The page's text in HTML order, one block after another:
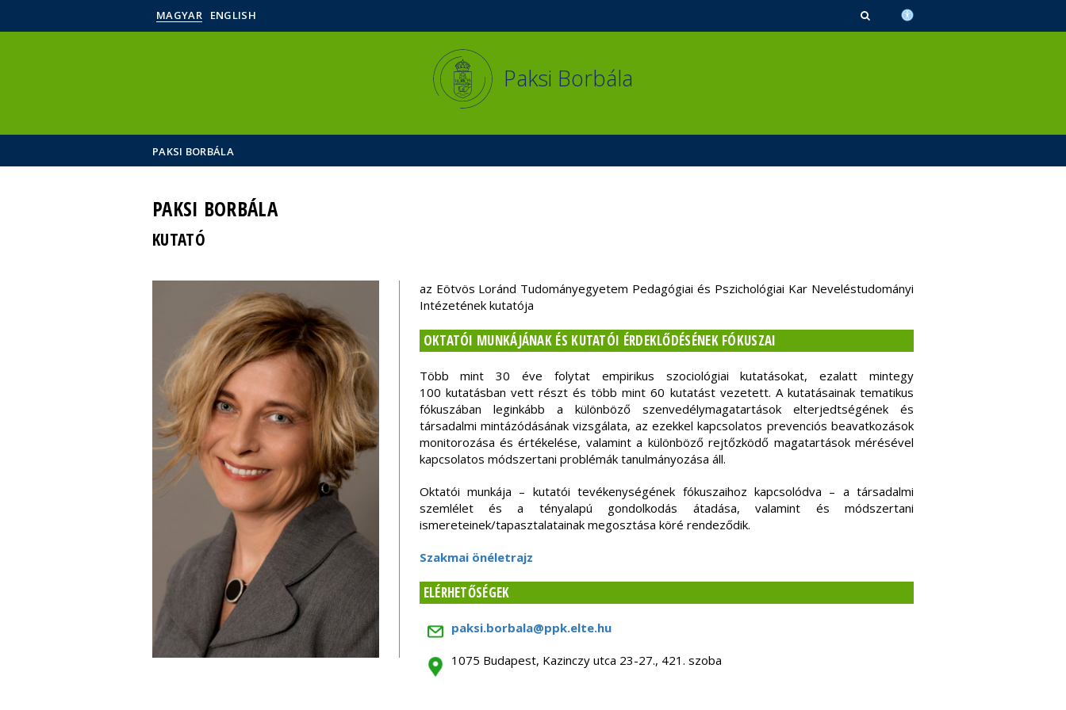
MAGYAR ENGLISH
Paksi Borbála
PAKSI BORBÁLA
PAKSI BORBÁLA
KUTATÓ
az Eötvös Loránd Tudományegyetem Pedagógiai és Pszichológiai Kar Neveléstudományi
Intézetének kutatója
OKTATÓI MUNKÁJÁNAK ÉS KUTATÓI ÉRDEKLŐDÉSÉNEK FÓKUSZAI
Több mint 30 éve folytat empirikus szociológiai kutatásokat, ezalatt mintegy
100 kutatásban vett részt és több mint 60 kutatást vezetett. A kutatásainak tematikus
fókuszában leginkább a különböző szenvedélymagatartások elterjedtségének és
társadalmi mintázódásának vizsgálata, az ezekkel kapcsolatos prevenciós beavatkozások
monitorozása és értékelése, valamint a különböző rejtőzködő magatartások mérésével
kapcsolatos módszertani problémák tanulmányozása áll.
Oktatói munkája – kutatói tevékenységének fókuszaihoz kapcsolódva – a társadalmi
szemlélet és a tényalapú gondolkodás átadása, valamint és módszertani
ismereteinek/tapasztalatainak megosztása köré rendeződik.
Szakmai önéletrajz
ELÉRHETŐSÉGEK
paksi.borbala@ppk.elte.hu
1075 Budapest, Kazinczy utca 23-27., 421. szoba